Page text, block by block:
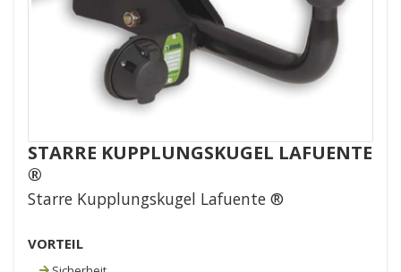
STARRE KUPPLUNGSKUGEL LAFUENTE
®
Starre Kupplungskugel Lafuente ®
VORTEIL